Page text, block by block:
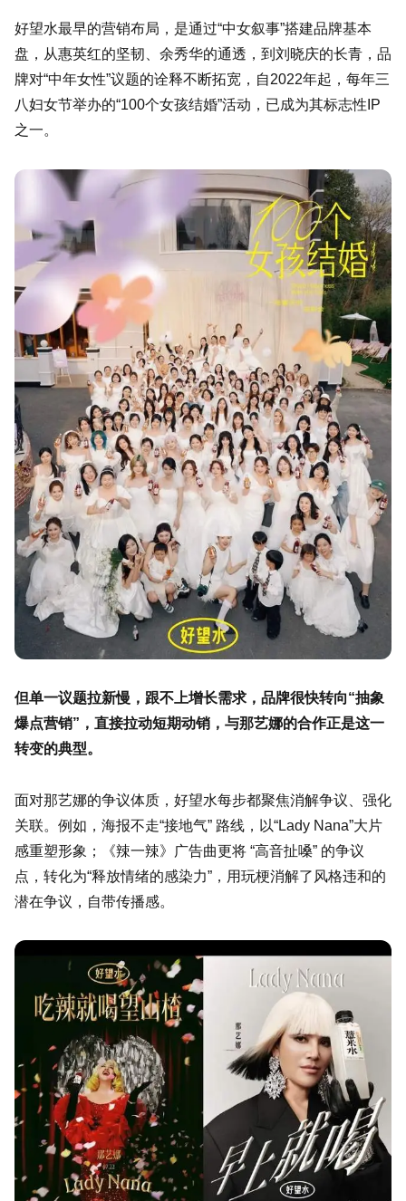
好望水最早的营销布局，是通过“中女叙事”搭建品牌基本
盘，从惠英红的坚韧、余秀华的通透，到刘晓庆的长青，品
牌对“中年女性”议题的诠释不断拓宽，自2022年起，每年三
八妇女节举办的“100个女孩结婚”活动，已成为其标志性IP
之一。
但单一议题拉新慢，跟不上增长需求，品牌很快转向“抽象
爆点营销”，直接拉动短期动销，与那艺娜的合作正是这一
转变的典型。
面对那艺娜的争议体质，好望水每步都聚焦消解争议、强化
关联。例如，海报不走“接地气” 路线，以“Lady Nana”大片
感重塑形象；《辣一辣》广告曲更将 “高音扯嗓” 的争议
点，转化为“释放情绪的感染力”，用玩梗消解了风格违和的
潜在争议，自带传播感。